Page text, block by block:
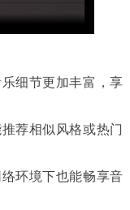
细节更加丰富，享
荐相似风格或热门
环境下也能畅享音